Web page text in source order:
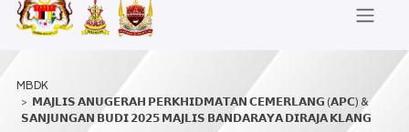
Breadcrumb
𝗠𝗔𝗝𝗟𝗜𝗦 𝗔𝗡𝗨𝗚𝗘𝗥𝗔𝗛 𝗣𝗘𝗥𝗞𝗛𝗜𝗗𝗠𝗔𝗧𝗔𝗡 𝗖𝗘𝗠𝗘𝗥𝗟𝗔𝗡𝗚 (𝗔𝗣𝗖) &
𝗦𝗔𝗡𝗝𝗨𝗡𝗚𝗔𝗡 𝗕𝗨𝗗𝗜 𝟮𝟬𝟮𝟱 𝗠𝗔𝗝𝗟𝗜𝗦 𝗕𝗔𝗡𝗗𝗔𝗥𝗔𝗬𝗔 𝗗𝗜𝗥𝗔𝗝𝗔 𝗞𝗟𝗔𝗡𝗚